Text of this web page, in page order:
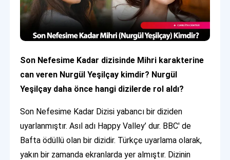
Son Nefesime Kadar dizisinde Mihri karakterine
can veren Nurgül Yeşilçay kimdir? Nurgül
Yeşilçay daha önce hangi dizilerde rol aldı?
Son Nefesime Kadar Dizisi yabancı bir diziden
uyarlanmıştır. Asıl adı Happy Valley’ dur. BBC' de
Bafta ödüllü olan bir dizidir. Türkçe uyarlama olarak,
yakın bir zamanda ekranlarda yer almıştır. Dizinin